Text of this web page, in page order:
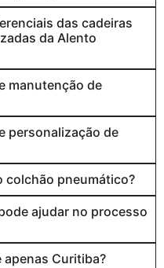
das cadeiras
da Alento
manutenção de
personalização de
colchão pneumático?
ajudar no processo
Curitiba?